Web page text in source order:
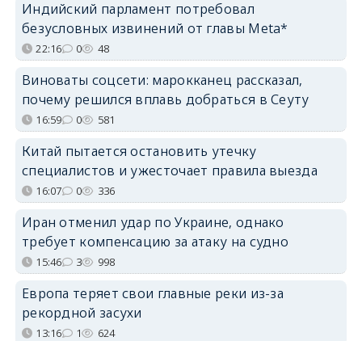
Индийский парламент потребовал
безусловных извинений от главы Meta*
22:16 0 48
Виноваты соцсети: марокканец рассказал,
почему решился вплавь добраться в Сеуту
16:59 0 581
Китай пытается остановить утечку
специалистов и ужесточает правила выезда
16:07 0 336
Иран отменил удар по Украине, однако
требует компенсацию за атаку на судно
15:46 3 998
Европа теряет свои главные реки из-за
рекордной засухи
13:16 1 624